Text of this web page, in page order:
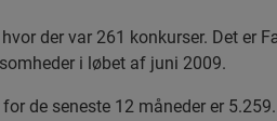
der var 261 konkurser. Det er
i løbet af juni 2009.
de seneste 12 måneder er